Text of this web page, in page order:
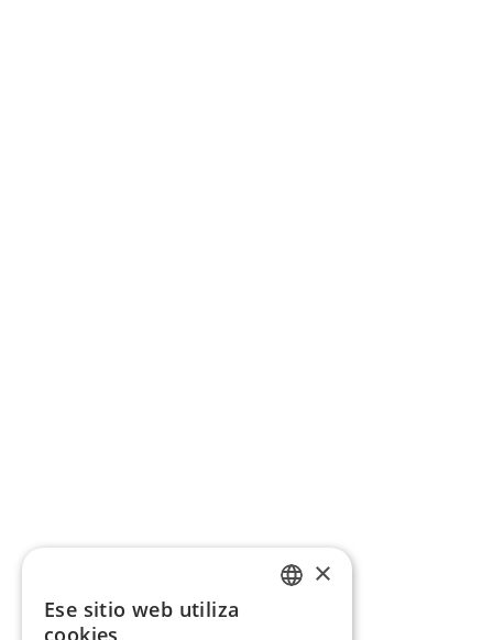
×
Ese sitio web utiliza
cookies